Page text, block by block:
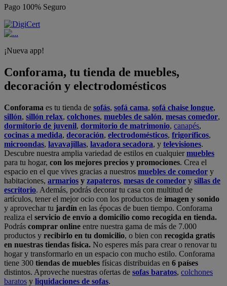
Pago 100% Seguro
¡Nueva app!
Conforama, tu tienda de muebles,
decoración y electrodomésticos
Conforama es tu tienda de sofás, sofá cama, sofá chaise longue,
sillón, sillón relax, colchones, muebles de salón, mesas comedor,
dormitorio de juvenil, dormitorio de matrimonio, canapés,
cocinas a medida, decoración, electrodomésticos, frigoríficos,
microondas, lavavajillas, lavadora secadora, y televisiones.
Descubre nuestra amplia variedad de estilos en cualquiermuebles
para tu hogar, con los mejores precios y promociones. Crea el
espacio en el que vives gracias a nuestros muebles de comedor y
habitaciones, armarios y zapateros, mesas de comedor y sillas de
escritorio. Además, podrás decorar tu casa con multitud de
artículos, tener el mejor ocio con los productos de imagen y sonido
y aprovechar tu jardín en las épocas de buen tiempo. Conforama
realiza el servicio de envío a domicilio como recogida en tienda.
Podrás comprar online entre nuestra gama de más de 7.000
productos y recibirlo en tu domicilio, o bien con recogida gratis
en nuestras tiendas física. No esperes más para crear o renovar tu
hogar y transformarlo en un espacio con mucho estilo. Conforama
tiene 300 tiendas de muebles físicas distribuidas en 6 países
distintos. Aproveche nuestras ofertas de sofas baratos, colchones
baratos y liquidaciones de sofas.